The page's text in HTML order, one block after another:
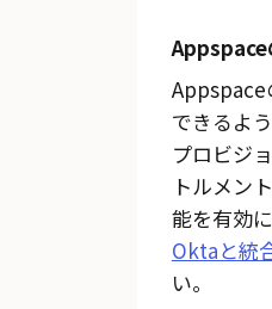
Appspace
Appspace
できるよ
プロビジ
トルメン
能を有効
Oktaと統
い。